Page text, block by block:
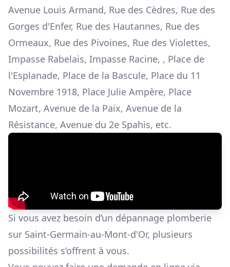
Avenue Louis Armand, Rue des Cèdres, Rue des
Gorges d'Enfer, Rue des Hautannes, Rue des
Ormeaux, Rue des Pivoines, Rue des Violettes,
Impasse Rabelais, Impasse Racine, , Place de
l'Esplanade, Place de la Bascule, Place du 11
Novembre 1918, Place Julie Ampère, Place
Mozart, Avenue de la Paix, Avenue de la
Résistance, Avenue du 2e Spahis, etc.
Si vous avez besoin d’un dépannage plomberie
sur Saint-Germain-au-Mont-d'Or, plusieurs
possibilités s’offrent à vous.